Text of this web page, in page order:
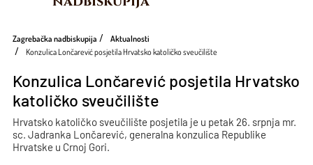
Zagrebačka nadbiskupija
Aktualnosti
Konzulica Lončarević posjetila Hrvatsko katoličko sveučilište
Konzulica Lončarević posjetila Hrvatsko
katoličko sveučilište
Hrvatsko katoličko sveučilište posjetila je u petak 26. srpnja mr.
sc. Jadranka Lončarević, generalna konzulica Republike
Hrvatske u Crnoj Gori.